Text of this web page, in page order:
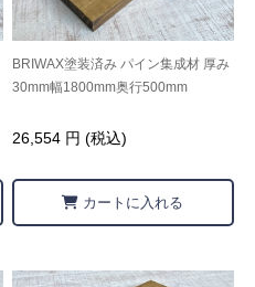
BRIWAX塗装済み パイン集成材 厚み
30mm幅1800mm奥行500mm
26,554 円 (税込)
カートに入れる